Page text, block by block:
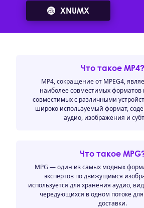
XNUMX
Что такое MP4?
MP4, сокращение от MPEG4,
наиболее совместимых форматов
совместимых с различными
широко используемый формат,
аудио, изображения и
Что такое
MPG — один из самых модных
экспертов по движущимся
используется для хранения аудио,
чередующихся в одном потоке
доставки.